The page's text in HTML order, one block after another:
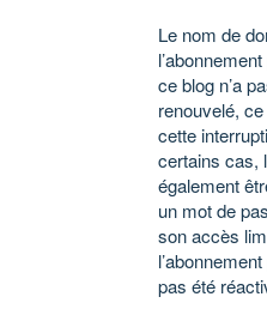
Le nom de
ce blog n’a
renouvelé,
cette
certains cas,
également
un mot de
son accès
pas été